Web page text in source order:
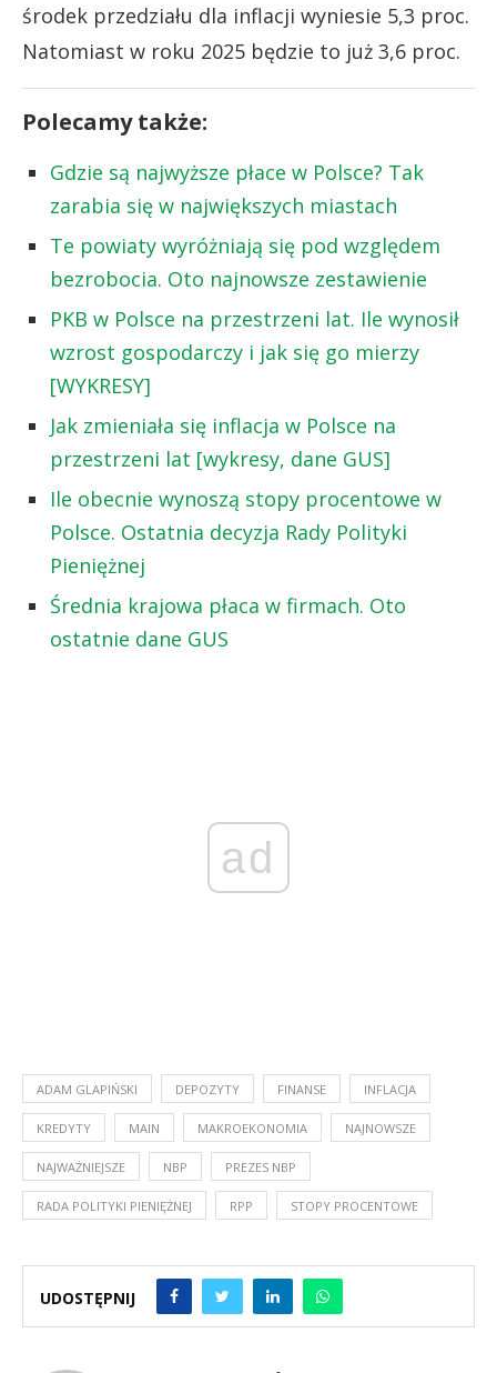
środek przedziału dla inflacji wyniesie 5,3 proc.
Natomiast w roku 2025 będzie to już 3,6 proc.
Polecamy także:
Gdzie są najwyższe płace w Polsce? Tak
zarabia się w największych miastach
Te powiaty wyróżniają się pod względem
bezrobocia. Oto najnowsze zestawienie
PKB w Polsce na przestrzeni lat. Ile wynosił
wzrost gospodarczy i jak się go mierzy
[WYKRESY]
Jak zmieniała się inflacja w Polsce na
przestrzeni lat [wykresy, dane GUS]
Ile obecnie wynoszą stopy procentowe w
Polsce. Ostatnia decyzja Rady Polityki
Pieniężnej
Średnia krajowa płaca w firmach. Oto
ostatnie dane GUS
ad
ADAM GLAPIŃSKI DEPOZYTY FINANSE INFLACJA
KREDYTY MAIN MAKROEKONOMIA NAJNOWSZE
NAJWAŻNIEJSZE NBP PREZES NBP
RADA POLITYKI PIENIĘŻNEJ RPP STOPY PROCENTOWE
UDOSTĘPNIJ